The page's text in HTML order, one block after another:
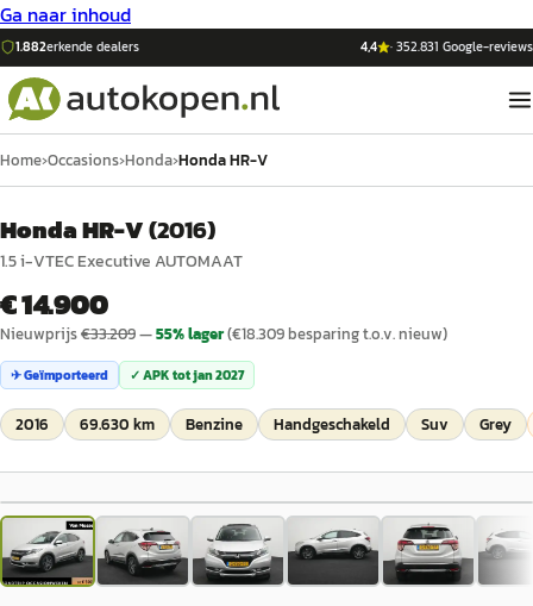
Ga naar inhoud
1.882erkende dealers 4,4 ·352.831 Google-reviews
Home›Occasions›Honda›Honda HR-V
Honda HR-V(2016)
1.5 i-VTEC Executive AUTOMAAT
€ 14.900
Nieuwprijs€33.209—55% lager(€18.309besparing t.o.v. nieuw)
✈ Geïmporteerd ✓ APK totjan 2027
2016 69.630 km Benzine Handgeschakeld Suv Grey
1/40